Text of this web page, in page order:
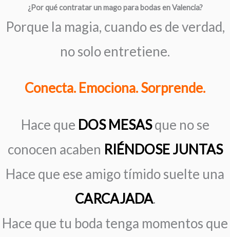
¿Por qué contratar un mago para bodas en Valencia?
Porque la magia, cuando es de verdad,
no solo entretiene.
Conecta. Emociona. Sorprende.
Hace que DOS MESAS que no se
conocen acaben RIÉNDOSE JUNTAS
Hace que ese amigo tímido suelte una
CARCAJADA.
Hace que tu boda tenga momentos que